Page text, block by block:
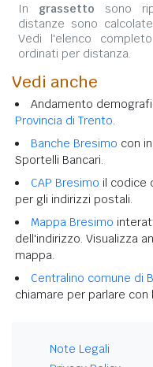
In grassetto sono
distanze sono
Vedi l'elenco
ordinati per distanza.
Vedi anche
Andamento
Provincia di Trento.
Banche Bresimo con
Sportelli Bancari.
CAP Bresimo il codice
per gli indirizzi postali.
Mappa Bresimo
dell'indirizzo. Visualizza
mappa.
Centralino comune di
chiamare per parlare con
Note Legali